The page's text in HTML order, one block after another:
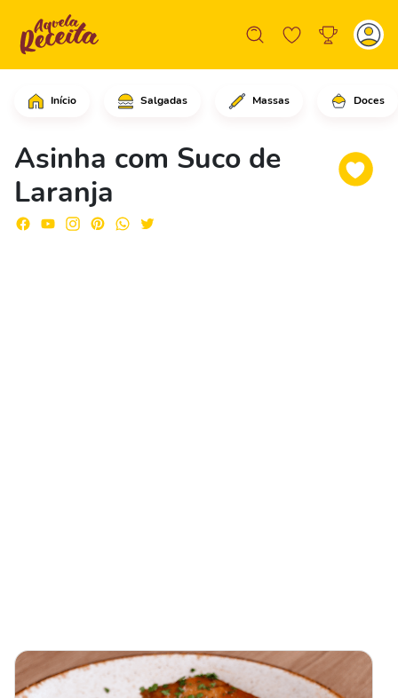
Início Salgadas Massas Doces
Asinha com Suco de
Laranja
Em uma frigideira grande, em fogo